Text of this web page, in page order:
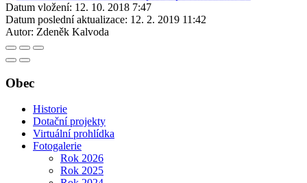
Datum vložení: 12. 10. 2018 7:47
Datum poslední aktualizace: 12. 2. 2019 11:42
Autor: Zdeněk Kalvoda
Obec
Historie
Dotační projekty
Virtuální prohlídka
Fotogalerie
Rok 2026
Rok 2025